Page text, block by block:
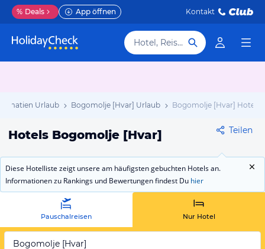
% Deals App öffnen Kontakt
Hotel, Reiseziel
Urlaub Bogomolje [Hvar] Urlaub Bogomolje [Hvar] Hotels
Hotels Bogomolje [Hvar] Teilen
Diese Hotelliste zeigt unsere am häufigsten gebuchten Hotels an.
Informationen zu Rankings und Bewertungen findest Du hier
Pauschalreisen Nur Hotel
Bogomolje [Hvar]